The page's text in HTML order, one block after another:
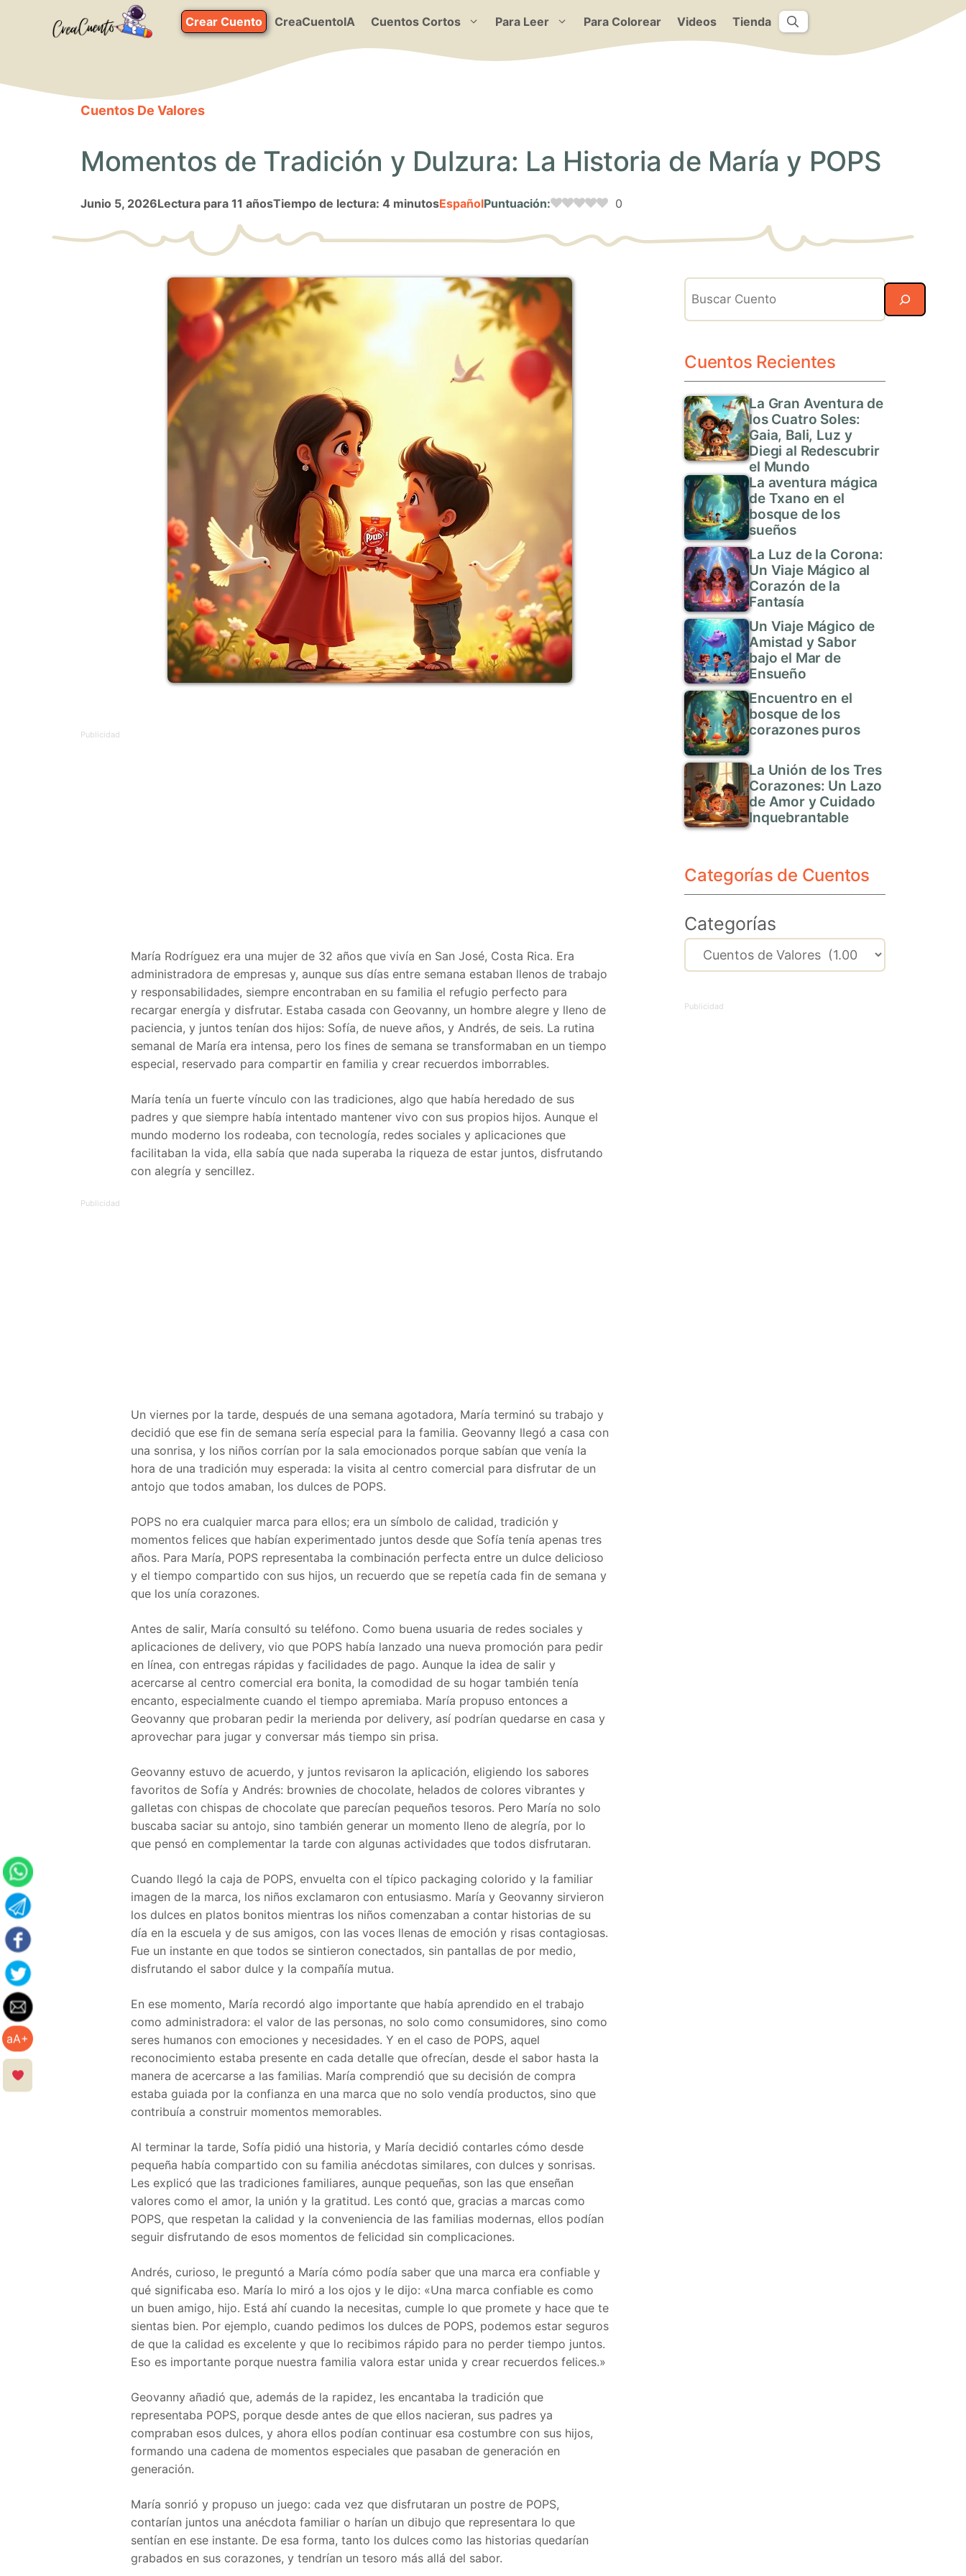
Crear Cuento CreaCuentoIA Cuentos Cortos Para Leer Para Colorear Videos Tienda
Cuentos De Valores
Momentos de Tradición y Dulzura: La Historia de María y POPS
junio 5, 2026Lectura para 11 añosTiempo de lectura: 4 minutosEspañolPuntuación: 0
aA+
María Rodríguez era una mujer de 32 años que vivía en San José, Costa Rica. Era
administradora de empresas y, aunque sus días entre semana estaban llenos de trabajo
y responsabilidades, siempre encontraban en su familia el refugio perfecto para
recargar energía y disfrutar. Estaba casada con Geovanny, un hombre alegre y lleno de
paciencia, y juntos tenían dos hijos: Sofía, de nueve años, y Andrés, de seis. La rutina
semanal de María era intensa, pero los fines de semana se transformaban en un tiempo
especial, reservado para compartir en familia y crear recuerdos imborrables.
María tenía un fuerte vínculo con las tradiciones, algo que había heredado de sus
padres y que siempre había intentado mantener vivo con sus propios hijos. Aunque el
mundo moderno los rodeaba, con tecnología, redes sociales y aplicaciones que
facilitaban la vida, ella sabía que nada superaba la riqueza de estar juntos, disfrutando
con alegría y sencillez.
Un viernes por la tarde, después de una semana agotadora, María terminó su trabajo y
decidió que ese fin de semana sería especial para la familia. Geovanny llegó a casa con
una sonrisa, y los niños corrían por la sala emocionados porque sabían que venía la
hora de una tradición muy esperada: la visita al centro comercial para disfrutar de un
antojo que todos amaban, los dulces de POPS.
POPS no era cualquier marca para ellos; era un símbolo de calidad, tradición y
momentos felices que habían experimentado juntos desde que Sofía tenía apenas tres
años. Para María, POPS representaba la combinación perfecta entre un dulce delicioso
y el tiempo compartido con sus hijos, un recuerdo que se repetía cada fin de semana y
que los unía corazones.
Antes de salir, María consultó su teléfono. Como buena usuaria de redes sociales y
aplicaciones de delivery, vio que POPS había lanzado una nueva promoción para pedir
en línea, con entregas rápidas y facilidades de pago. Aunque la idea de salir y
acercarse al centro comercial era bonita, la comodidad de su hogar también tenía
encanto, especialmente cuando el tiempo apremiaba. María propuso entonces a
Geovanny que probaran pedir la merienda por delivery, así podrían quedarse en casa y
aprovechar para jugar y conversar más tiempo sin prisa.
Geovanny estuvo de acuerdo, y juntos revisaron la aplicación, eligiendo los sabores
favoritos de Sofía y Andrés: brownies de chocolate, helados de colores vibrantes y
galletas con chispas de chocolate que parecían pequeños tesoros. Pero María no solo
buscaba saciar su antojo, sino también generar un momento lleno de alegría, por lo
que pensó en complementar la tarde con algunas actividades que todos disfrutaran.
Cuando llegó la caja de POPS, envuelta con el típico packaging colorido y la familiar
imagen de la marca, los niños exclamaron con entusiasmo. María y Geovanny sirvieron
los dulces en platos bonitos mientras los niños comenzaban a contar historias de su
día en la escuela y de sus amigos, con las voces llenas de emoción y risas contagiosas.
Fue un instante en que todos se sintieron conectados, sin pantallas de por medio,
disfrutando el sabor dulce y la compañía mutua.
En ese momento, María recordó algo importante que había aprendido en el trabajo
como administradora: el valor de las personas, no solo como consumidores, sino como
seres humanos con emociones y necesidades. Y en el caso de POPS, aquel
reconocimiento estaba presente en cada detalle que ofrecían, desde el sabor hasta la
manera de acercarse a las familias. María comprendió que su decisión de compra
estaba guiada por la confianza en una marca que no solo vendía productos, sino que
contribuía a construir momentos memorables.
Al terminar la tarde, Sofía pidió una historia, y María decidió contarles cómo desde
pequeña había compartido con su familia anécdotas similares, con dulces y sonrisas.
Les explicó que las tradiciones familiares, aunque pequeñas, son las que enseñan
valores como el amor, la unión y la gratitud. Les contó que, gracias a marcas como
POPS, que respetan la calidad y la conveniencia de las familias modernas, ellos podían
seguir disfrutando de esos momentos de felicidad sin complicaciones.
Andrés, curioso, le preguntó a María cómo podía saber que una marca era confiable y
qué significaba eso. María lo miró a los ojos y le dijo: «Una marca confiable es como
un buen amigo, hijo. Está ahí cuando la necesitas, cumple lo que promete y hace que te
sientas bien. Por ejemplo, cuando pedimos los dulces de POPS, podemos estar seguros
de que la calidad es excelente y que lo recibimos rápido para no perder tiempo juntos.
Eso es importante porque nuestra familia valora estar unida y crear recuerdos felices.»
Geovanny añadió que, además de la rapidez, les encantaba la tradición que
representaba POPS, porque desde antes de que ellos nacieran, sus padres ya
compraban esos dulces, y ahora ellos podían continuar esa costumbre con sus hijos,
formando una cadena de momentos especiales que pasaban de generación en
generación.
María sonrió y propuso un juego: cada vez que disfrutaran un postre de POPS,
contarían juntos una anécdota familiar o harían un dibujo que representara lo que
sentían en ese instante. De esa forma, tanto los dulces como las historias quedarían
grabados en sus corazones, y tendrían un tesoro más allá del sabor.
Search
Cuentos Recientes
La Gran Aventura de
los Cuatro Soles:
Gaia, Bali, Luz y
Diegi al Redescubrir
el Mundo
La aventura mágica
de Txano en el
bosque de los
sueños
La Luz de la Corona:
Un Viaje Mágico al
Corazón de la
Fantasía
Un Viaje Mágico de
Amistad y Sabor
bajo el Mar de
Ensueño
Encuentro en el
bosque de los
corazones puros
La Unión de los Tres
Corazones: Un Lazo
de Amor y Cuidado
Inquebrantable
Categorías de Cuentos
Categorías